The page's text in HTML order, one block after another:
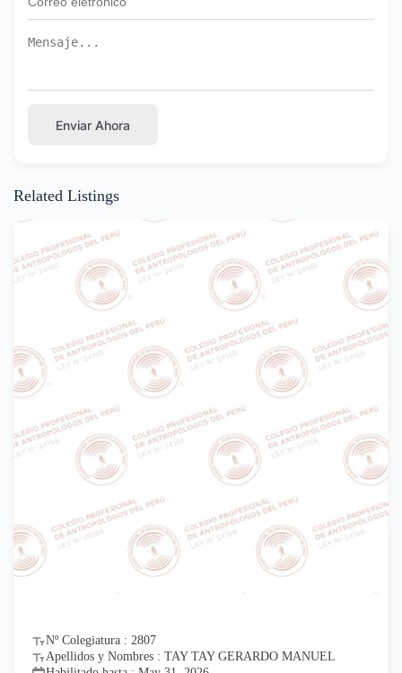
Enviar Ahora
Related Listings
Nº Colegiatura : 2807
Apellidos y Nombres : TAY TAY GERARDO MANUEL